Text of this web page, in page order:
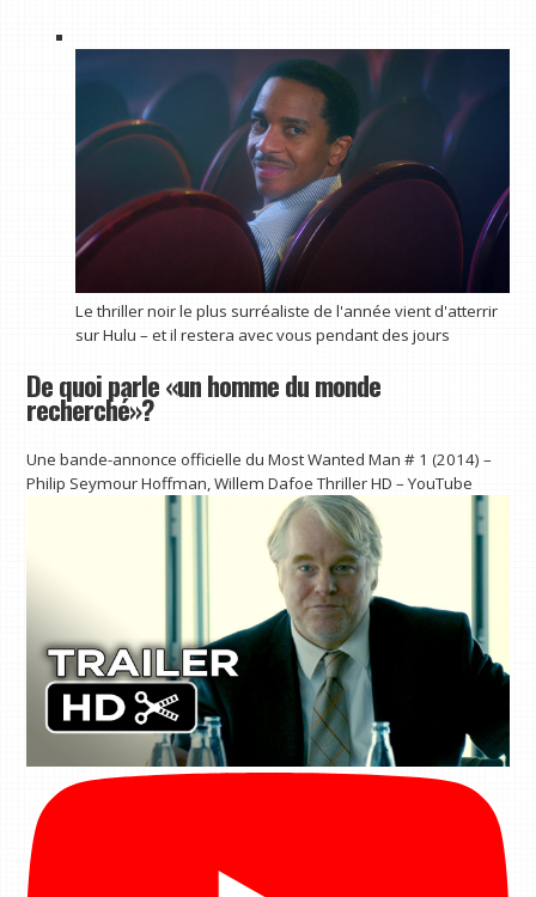
Le thriller noir le plus surréaliste de l'année vient d'atterrir
sur Hulu – et il restera avec vous pendant des jours
De quoi parle «un homme du monde
recherché»?
Une bande-annonce officielle du Most Wanted Man # 1 (2014) –
Philip Seymour Hoffman, Willem Dafoe Thriller HD – YouTube